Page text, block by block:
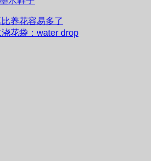
养花容易多了
花袋：water drop